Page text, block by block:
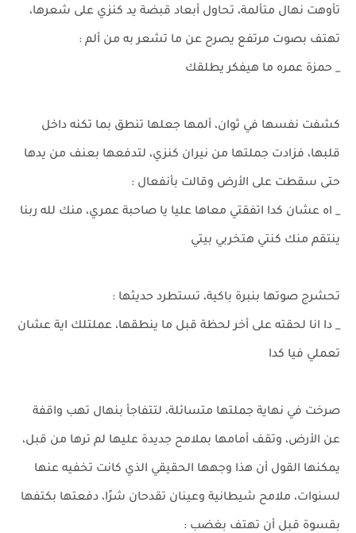
تأوهت نهال متألمة، تحاول أبعاد قبضة يد كنزي على شعرها،
تهتف بصوت مرتفع يصرح عن ما تشعر به من ألم :
_ حمزة عمره ما هيفكر يطلقك
كشفت نفسها في ثوان، ألمها جعلها تنطق بما تكنه داخل
قلبها، فزادت جملتها من نيران كنزي، لتدفعها بعنف من يدها
حتى سقطت على الأرض وقالت بأنفعال :
_ اه عشان كدا اتفقتي معاها عليا يا صاحبة عمري، منك لله ربنا
ينتقم منك كنتي هتخربي بيتي
تحشرج صوتها بنبرة باكية، تستطرد حديثها :
_ دا انا لحقته على أخر لحظة قبل ما ينطقها، عملتلك اية عشان
تعملي فيا كدا
صرخت في نهاية جملتها متسائلة، لتتفاجأ بنهال تهب واقفة
عن الأرض، وتقف أمامها بملامح جديدة عليها لم ترها من قبل،
يمكنها القول أن هذا وجهها الحقيقي الذي كانت تخفيه عنها
لسنوات، ملامح شيطانية وعينان تقدحان شرًا، دفعتها بكتفها
بقسوة قبل أن تهتف بغضب :